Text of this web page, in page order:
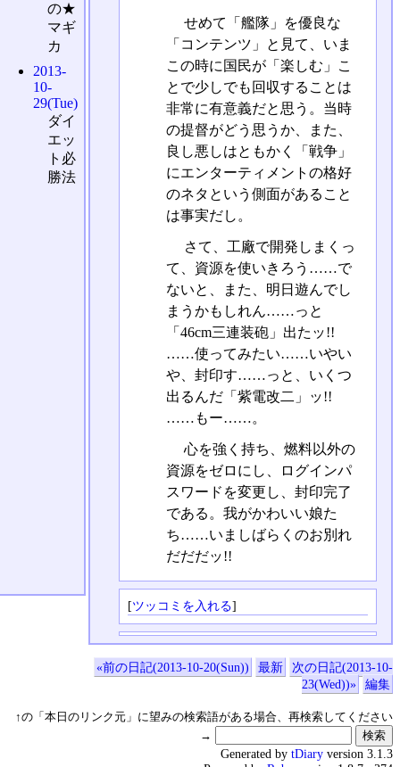
せめて「艦隊」を優良な
「コンテンツ」と見て、いま
この時に国民が「楽しむ」こ
とで少しでも回収することは
非常に有意義だと思う。当時
の提督がどう思うか、また、
良し悪しはともかく「戦争」
にエンターティメントの格好
のネタという側面があること
は事実だし。
さて、工廠で開発しまくっ
て、資源を使いきろう……で
ないと、また、明日遊んでし
まうかもしれん……っと
「46cm三連装砲」出たッ!!
……使ってみたい……いやい
や、封印す……っと、いくつ
出るんだ「紫電改二」ッ!!
……もー……。
心を強く持ち、燃料以外の
資源をゼロにし、ログインパ
スワードを変更し、封印完了
である。我がかわいい娘た
ち……いましばらくのお別れ
だだだッ!!
[ツッコミを入れる]
«前の日記(2013-10-20(Sun)) 最新
次の日記(2013-10-
23(Wed))»
編集
↑の「本日のリンク元」に望みの検索語がある場合、再検索してください
→
の★
マギ
カ
2013-
10-
29(Tue)
ダイ
エッ
ト必
勝法
Generated by tDiary version 3.1.3